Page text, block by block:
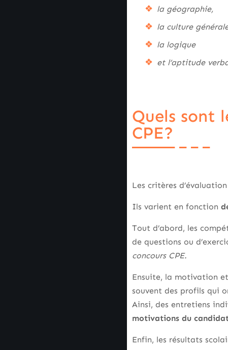
la géographie,
la culture
la logique
et l’aptitude
Quels sont
CPE?
Les critères
Ils varient en fonction
Tout d’abord, les
de questions ou
concours CPE.
Ensuite, la motivation
souvent des profils qui
Ainsi, des entretiens
motivations du
Enfin, les résultats